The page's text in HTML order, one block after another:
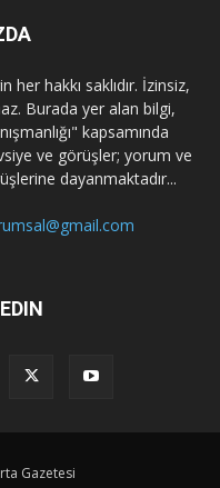
hakkı saklıdır. İzinsiz,
Burada yer alan bilgi,
kapsamında
ve görüşler; yorum ve
dayanmaktadır...
Gazetesi